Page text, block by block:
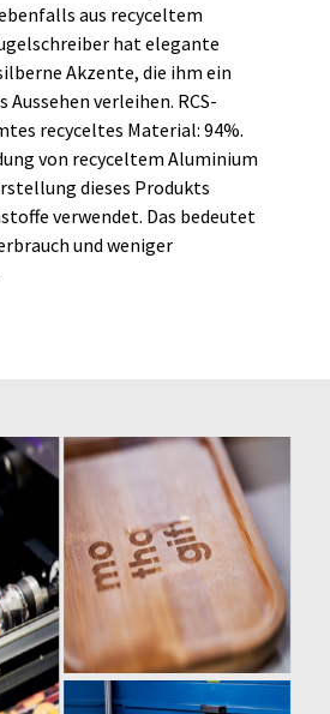
aus recyceltem
hat elegante
Akzente, die ihm ein
Aussehen verleihen. RCS-
recyceltes Material: 94%.
von recyceltem Aluminium
dieses Produkts
verwendet. Das bedeutet
und weniger